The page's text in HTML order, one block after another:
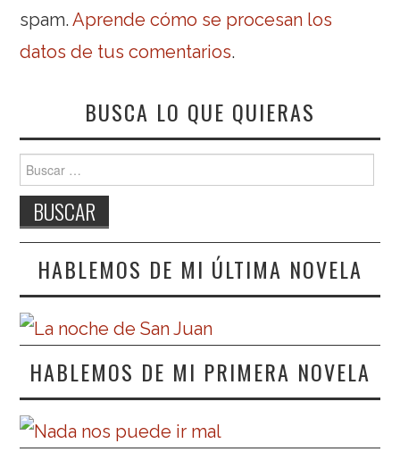
spam.Aprende cómo se procesan los
datos de tus comentarios.
BUSCA LO QUE QUIERAS
Buscar:
HABLEMOS DE MI ÚLTIMA NOVELA
HABLEMOS DE MI PRIMERA NOVELA